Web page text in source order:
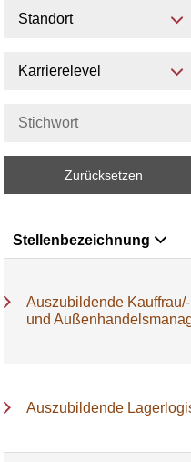
Standort
Karrierelevel
Zurücksetzen
Stellenbezeichnung
Auszubildende
und
Auszubildende